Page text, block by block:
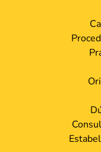
Prazos